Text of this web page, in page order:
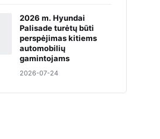
2026 m. Hyundai
Palisade turėtų būti
perspėjimas kitiems
automobilių
gamintojams
2026-07-24